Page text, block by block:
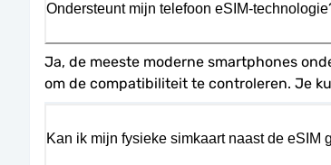
Ondersteunt mijn telefoon eSIM-
Ja, de meeste moderne smartphones
om de compatibiliteit te controleren. Je
Kan ik mijn fysieke simkaart naast de eSIM